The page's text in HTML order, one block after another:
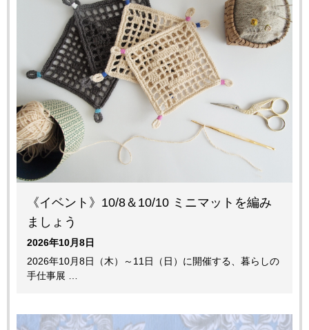
《イベント》10/8＆10/10 ミニマットを編み
ましょう
2026年10月8日
2026年10月8日（木）～11日（日）に開催する、暮らしの
手仕事展 …